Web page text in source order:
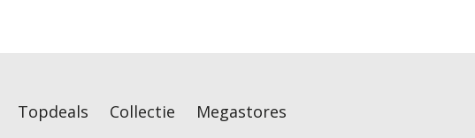
Topdeals Collectie Megastores